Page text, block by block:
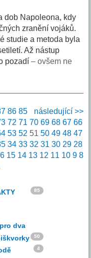
dob Napoleona, kdy
zranění vojáků.
studie a metoda byla
Až nástup
pozadí– ovšem ne
následující >>
86 85
72 71 70 69 68 67 66
53 52 51 50 49 48 47
34 33 32 31 30 29 28
15 14 13 12 11 10 9 8
85
dva
50
4